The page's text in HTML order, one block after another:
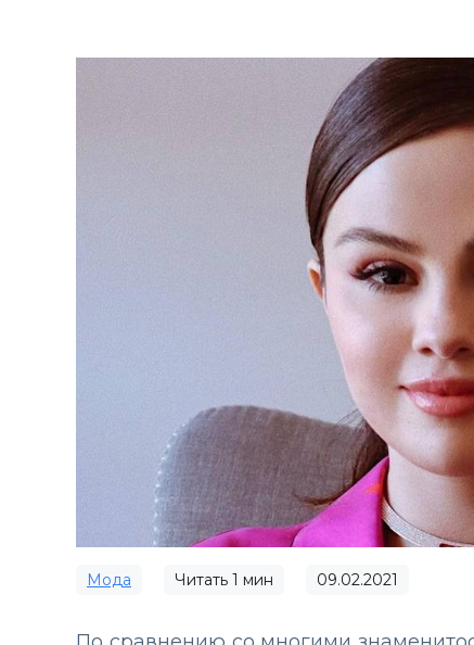
Мода Читать 1 мин 09.02.2021